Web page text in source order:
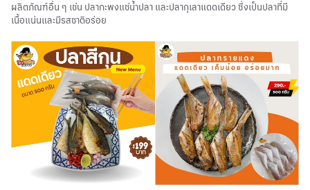
ผลิตภัณฑ์อื่น ๆ เช่น ปลากะพงแช่น้ำปลา และปลากุเลาแดดเดียว ซึ่งเป็นปลาที่มี
เนื้อแน่นและมีรสชาติอร่อย